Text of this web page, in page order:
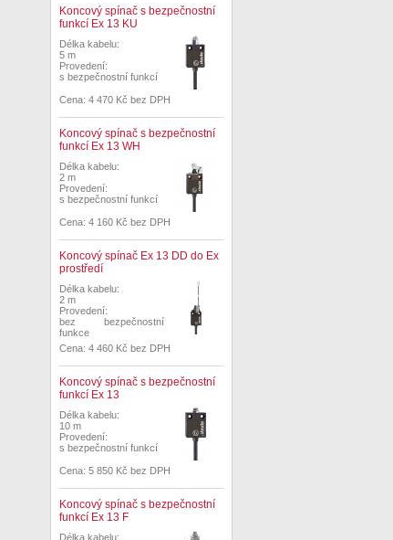
Koncový spínač s bezpečnostní
funkcí Ex 13 KU
Délka kabelu:
5 m
Provedení:
s bezpečnostní funkcí
Cena: 4 470 Kč bez DPH
Koncový spínač s bezpečnostní
funkcí Ex 13 WH
Délka kabelu:
2 m
Provedení:
s bezpečnostní funkcí
Cena: 4 160 Kč bez DPH
Koncový spínač Ex 13 DD do Ex
prostředí
Délka kabelu:
2 m
Provedení:
bez bezpečnostní
funkce
Cena: 4 460 Kč bez DPH
Koncový spínač s bezpečnostní
funkcí Ex 13
Délka kabelu:
10 m
Provedení:
s bezpečnostní funkcí
Cena: 5 850 Kč bez DPH
Koncový spínač s bezpečnostní
funkcí Ex 13 F
Délka kabelu: